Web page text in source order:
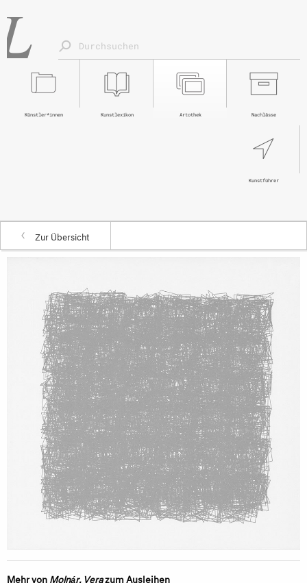
Nachlässe
Artothek
Kunstlexikon
Künstler*innen
Kunstführer
Zur Übersicht
Mehr vonMolnár, Verazum Ausleihen